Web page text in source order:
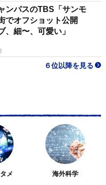
ンパスのTBS「サンモ
オフショット公開
細〜、可愛い」
６位以降を見る
メ 海外科学